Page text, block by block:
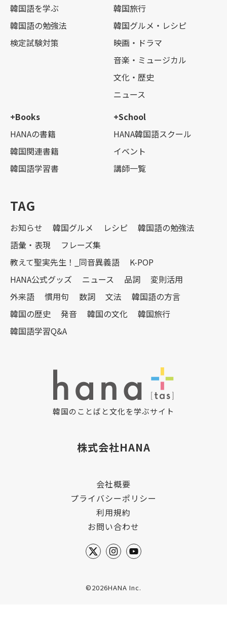
韓国語を学ぶ
韓国語の勉強法
検定試験対策
韓国旅行
韓国グルメ・レシピ
映画・ドラマ
音楽・ミュージカル
文化・歴史
ニュース
+Books
HANAの書籍
韓国関連書籍
韓国語学習書
+School
HANA韓国語スクール
イベント
講師一覧
TAG
お知らせ 韓国グルメ レシピ
韓国語の勉強法
語彙・表現
フレーズ集
教えて聖実先生！_同音異義語
K-POP
HANA公式グッズ
ニュース 品詞
変則活用
外来語
慣用句 数詞 文法
韓国語の方言
韓国の歴史
発音 韓国の文化
韓国旅行
韓国語学習Q&A
韓国のことばと文化を学ぶサイト
株式会社HANA
会社概要
プライバシーポリシー
利用規約
お問い合わせ
©2026HANA Inc.